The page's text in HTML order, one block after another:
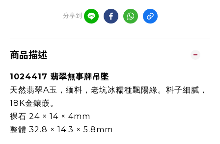
分享到
商品描述
1024417 翡翠無事牌吊墜
天然翡翠A玉，緬料，老坑冰糯種飄陽綠。料子細膩，
18K金鑲嵌。
裸石 24 × 14 × 4mm
整體 32.8 × 14.3 × 5.8mm